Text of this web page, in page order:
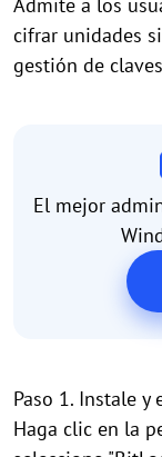
cifrar unidades
gestión de
El mejor
Paso 1. Instale y
Haga clic en la